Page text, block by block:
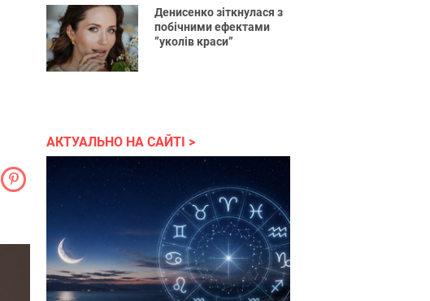
Денисенко зіткнулася з
побічними ефектами
”уколів краси”
АКТУАЛЬНО НА САЙТІ